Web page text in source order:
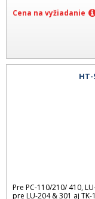
Cena na vyžiadanie
Pre PC-110/210/ 410,
pre LU-204 & 301 aj TK-